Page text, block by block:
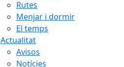
Rutes
Menjar i dormir
El temps
Actualitat
Avisos
Notícies